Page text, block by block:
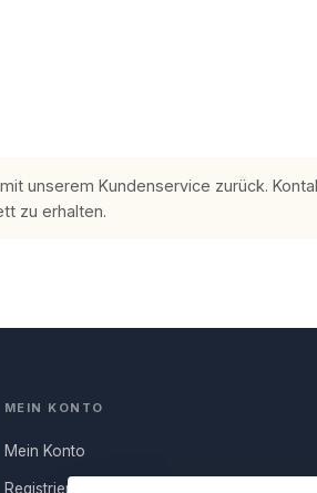
unserem Kundenservice zurück.
zu erhalten.
MEIN KONTO
Mein Konto
Registrieren